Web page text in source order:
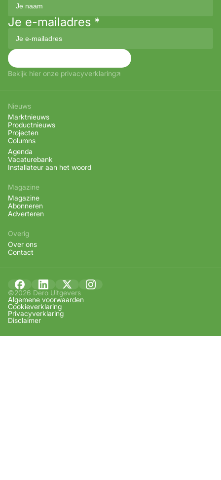
Je e-mailadres *
Bekijk hier onze privacyverklaring
Nieuws
Marktnieuws
Productnieuws
Projecten
Columns
Agenda
Vacaturebank
Installateur aan het woord
Magazine
Magazine
Abonneren
Adverteren
Overig
Over ons
Contact
©2026 Dero Uitgevers
Algemene voorwaarden
Cookieverklaring
Privacyverklaring
Disclaimer